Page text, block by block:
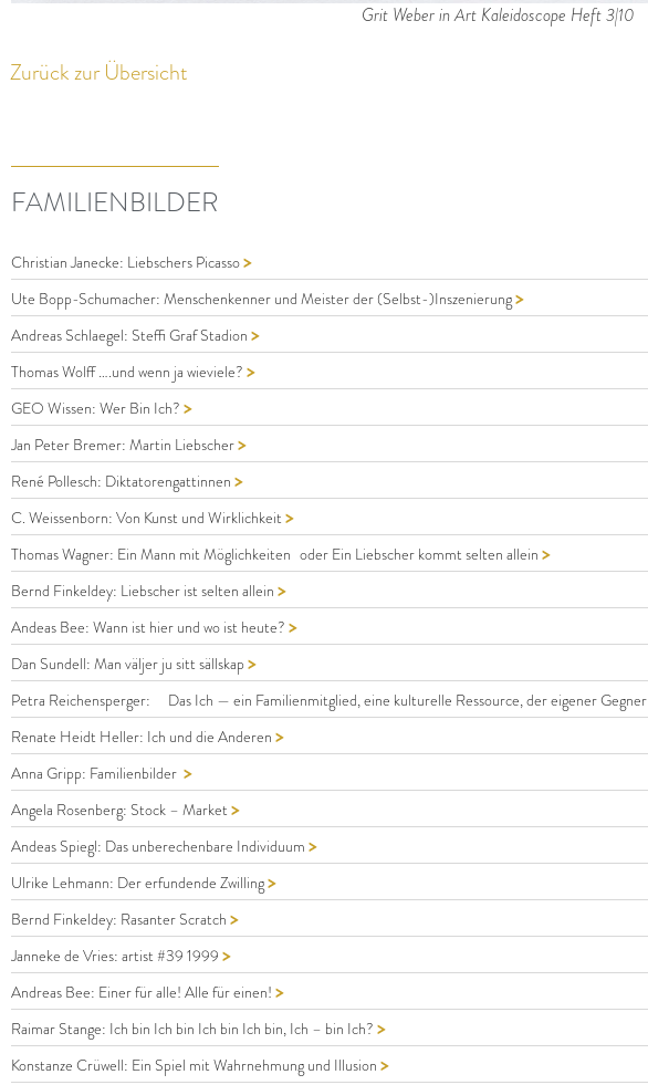
Grit Weber in Art Kaleidoscope Heft 3|10
Zurück zur Übersicht
FAMILIENBILDER
Christian Janecke: Liebschers Picasso>
Ute Bopp-Schumacher: Menschenkenner und Meister der (Selbst-)Inszenierung>
Andreas Schlaegel: Steffi Graf Stadion >
Thomas Wolff ….und wenn ja wieviele? >
GEO Wissen: Wer Bin Ich? >
Jan Peter Bremer: Martin Liebscher>
René Pollesch: Diktatorengattinnen >
C. Weissenborn: Von Kunst und Wirklichkeit >
Thomas Wagner: Ein Mann mit Möglichkeiten oder Ein Liebscher kommt selten allein >
Bernd Finkeldey: Liebscher ist selten allein >
Andeas Bee: Wann ist hier und wo ist heute? >
Dan Sundell: Man väljer ju sitt sällskap >
Petra Reichensperger: Das Ich — ein Familienmitglied, eine kulturelle Ressource, der eigener Gegner
Renate Heidt Heller: Ich und die Anderen >
Anna Gripp: Familienbilder >
Angela Rosenberg: Stock – Market >
Andeas Spiegl: Das unberechenbare Individuum >
Ulrike Lehmann: Der erfundende Zwilling>
Bernd Finkeldey: Rasanter Scratch >
Janneke de Vries: artist #39 1999 >
Andreas Bee: Einer für alle! Alle für einen! >
Raimar Stange: Ich bin Ich bin Ich bin Ich bin, Ich – bin Ich? >
Konstanze Crüwell: Ein Spiel mit Wahrnehmung und Illusion >